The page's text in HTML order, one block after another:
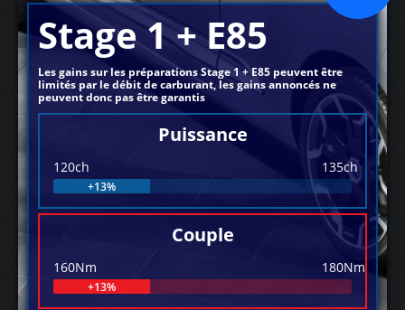
Stage 1 + E85
Les gains sur les préparations Stage 1 + E85 peuvent être
limités par le débit de carburant, les gains annoncés ne
peuvent donc pas être garantis
Puissance
120ch 135ch
+13%
Couple
160Nm 180Nm
+13%